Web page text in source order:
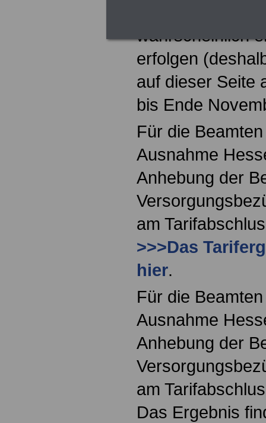
wahrscheinlich
erfolgen
auf dieser Seite
bis Ende
Für die
Ausnahme
Anhebung der
am
>>>Das
hier.
Für die
Ausnahme
Anhebung der
am
Das Ergebnis